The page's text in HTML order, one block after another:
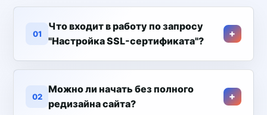
01
Что входит в работу по запросу
"Настройка SSL-сертификата"?
02
Можно ли начать без полного
редизайна сайта?